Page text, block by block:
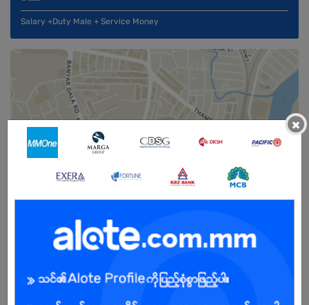
Salary +Duty Male + Service Money
Open To : Male/Female
×